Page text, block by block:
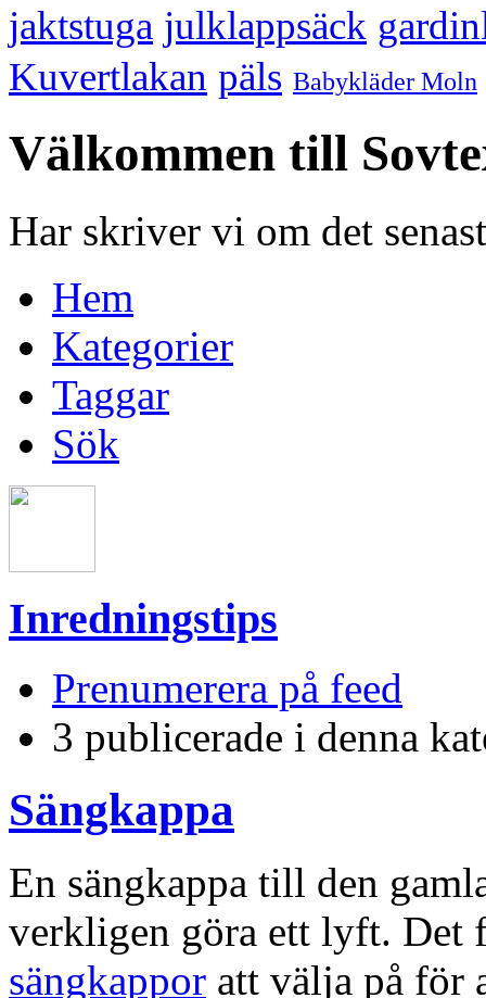
jaktstuga julklappsäck
Kuvertlakan päls Babykläder Moln
Välkommen till
Har skriver vi om det
Hem
Kategorier
Taggar
Sök
Inredningstips
Prenumerera på feed
3 publicerade i denna
Sängkappa
En sängkappa till den
verkligen göra ett lyft. Det
sängkappor att välja på för